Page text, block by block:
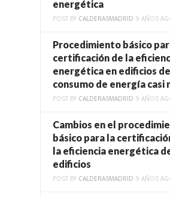
energética
POST BY CALDERASMADRID 9 AÑOS
Procedimiento básico
certificación de la
energética en edificios de
consumo de energía casi
POST BY CALDERASMADRID 9 AÑOS
Cambios en el
básico para la
la eficiencia energética
edificios
POST BY CALDERASMADRID 9 AÑOS